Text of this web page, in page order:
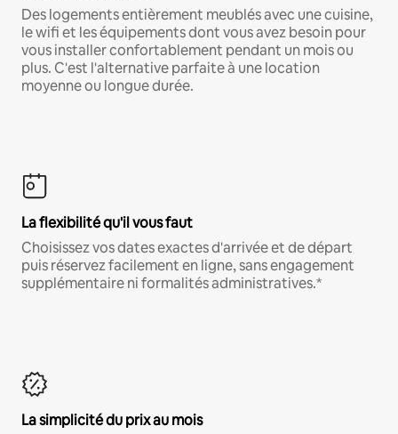
Des logements entièrement meublés avec une cuisine,
le wifi et les équipements dont vous avez besoin pour
vous installer confortablement pendant un mois ou
plus. C'est l'alternative parfaite à une location
moyenne ou longue durée.
La flexibilité qu'il vous faut
Choisissez vos dates exactes d'arrivée et de départ
puis réservez facilement en ligne, sans engagement
supplémentaire ni formalités administratives.*
La simplicité du prix au mois